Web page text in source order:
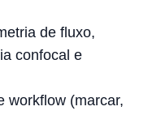
de fluxo,
confocal e
workflow (marcar,